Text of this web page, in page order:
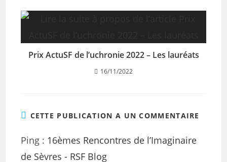
Prix ActuSF de l’uchronie 2022 – Les lauréats
16/11/2022
CETTE PUBLICATION A UN COMMENTAIRE
Ping : 16èmes Rencontres de l’Imaginaire
de Sèvres - RSF Blog